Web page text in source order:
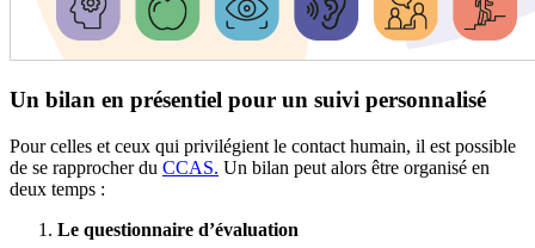
Un bilan en présentiel pour un suivi personnalisé
Pour celles et ceux qui privilégient le contact humain, il est possible
de se rapprocher du CCAS. Un bilan peut alors être organisé en
deux temps :
Le questionnaire d’évaluation